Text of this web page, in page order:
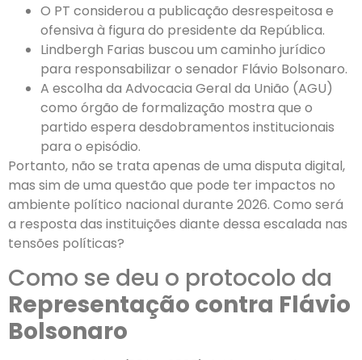
O PT considerou a publicação desrespeitosa e
ofensiva à figura do presidente da República.
Lindbergh Farias buscou um caminho jurídico
para responsabilizar o senador Flávio Bolsonaro.
A escolha da Advocacia Geral da União (AGU)
como órgão de formalização mostra que o
partido espera desdobramentos institucionais
para o episódio.
Portanto, não se trata apenas de uma disputa digital,
mas sim de uma questão que pode ter impactos no
ambiente político nacional durante 2026. Como será
a resposta das instituições diante dessa escalada nas
tensões políticas?
Como se deu o protocolo da
Representação contra Flávio
Bolsonaro